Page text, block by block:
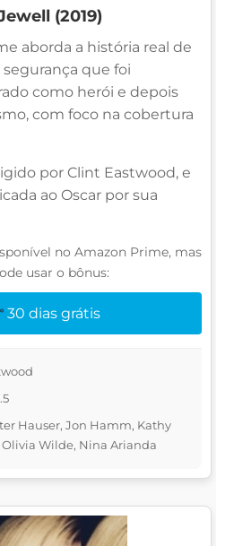
(2019)
aborda a história real de
que foi
como herói e depois
com foco na cobertura
por Clint Eastwood, e
ao Oscar por sua
no Amazon Prime, mas
usar o bônus:
30 dias grátis
Hauser, Jon Hamm, Kathy
Olivia Wilde, Nina Arianda